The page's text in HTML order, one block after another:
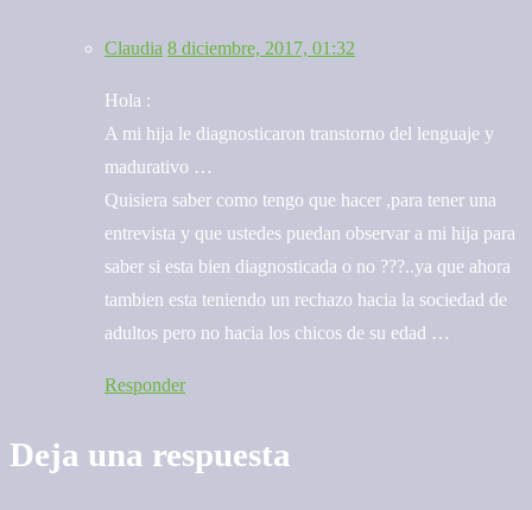
Claudia 8 diciembre, 2017, 01:32
Hola :
A mi hija le diagnosticaron transtorno del lenguaje y
madurativo …
Quisiera saber como tengo que hacer ,para tener una
entrevista y que ustedes puedan observar a mi hija para
saber si esta bien diagnosticada o no ???..ya que ahora
tambien esta teniendo un rechazo hacia la sociedad de
adultos pero no hacia los chicos de su edad …
Responder
Deja una respuesta